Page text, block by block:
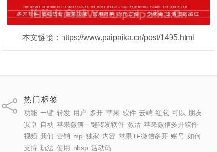
本文链接：https://www.paipaika.cn/post/1495.html
热门标签
功能 一键 转发 用户 多开 苹果 软件 云端 红包 可以
朋友
安卓 自动 苹果微信一键转发软件 激活 苹果微信多开软件
视频 我们 营销 mp 独家 内容 苹果TF微信多开 账号 如何
支持 玩法 使用 nbsp 活动码